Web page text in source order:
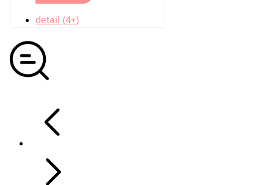
detail (4+)